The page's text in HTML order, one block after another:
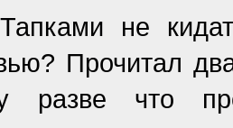
не
Прочитал
что про